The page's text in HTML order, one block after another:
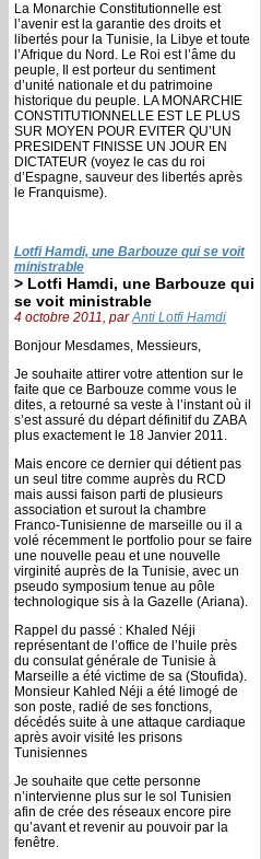
La Monarchie Constitutionnelle est
l’avenir est la garantie des droits et
libertés pour la Tunisie, la Libye et toute
l’Afrique du Nord. Le Roi est l’âme du
peuple, Il est porteur du sentiment
d’unité nationale et du patrimoine
historique du peuple. LA MONARCHIE
CONSTITUTIONNELLE EST LE PLUS
SUR MOYEN POUR EVITER QU’UN
PRESIDENT FINISSE UN JOUR EN
DICTATEUR (voyez le cas du roi
d’Espagne, sauveur des libertés après
le Franquisme).
Lotfi Hamdi, une Barbouze qui se voit
ministrable
> Lotfi Hamdi, une Barbouze qui
se voit ministrable
4 octobre 2011, parAnti Lotfi Hamdi
Bonjour Mesdames, Messieurs,
Je souhaite attirer votre attention sur le
faite que ce Barbouze comme vous le
dites, a retourné sa veste à l’instant où il
s’est assuré du départ définitif du ZABA
plus exactement le 18 Janvier 2011.
Mais encore ce dernier qui détient pas
un seul titre comme auprès du RCD
mais aussi faison parti de plusieurs
association et surout la chambre
Franco-Tunisienne de marseille ou il a
volé récemment le portfolio pour se faire
une nouvelle peau et une nouvelle
virginité auprès de la Tunisie, avec un
pseudo symposium tenue au pôle
technologique sis à la Gazelle (Ariana).
Rappel du passé : Khaled Néji
représentant de l’office de l’huile près
du consulat générale de Tunisie à
Marseille a été victime de sa (Stoufida).
Monsieur Kahled Néji a été limogé de
son poste, radié de ses fonctions,
décédés suite à une attaque cardiaque
après avoir visité les prisons
Tunisiennes
Je souhaite que cette personne
n’intervienne plus sur le sol Tunisien
afin de crée des réseaux encore pire
qu’avant et revenir au pouvoir par la
fenêtre.